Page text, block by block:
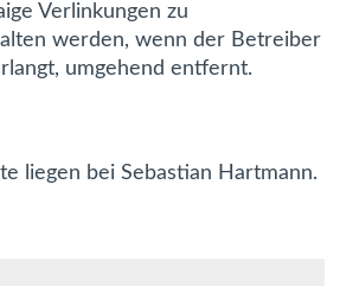
Verlinkungen zu
werden, wenn der Betreiber
umgehend entfernt.
liegen bei Sebastian Hartmann.